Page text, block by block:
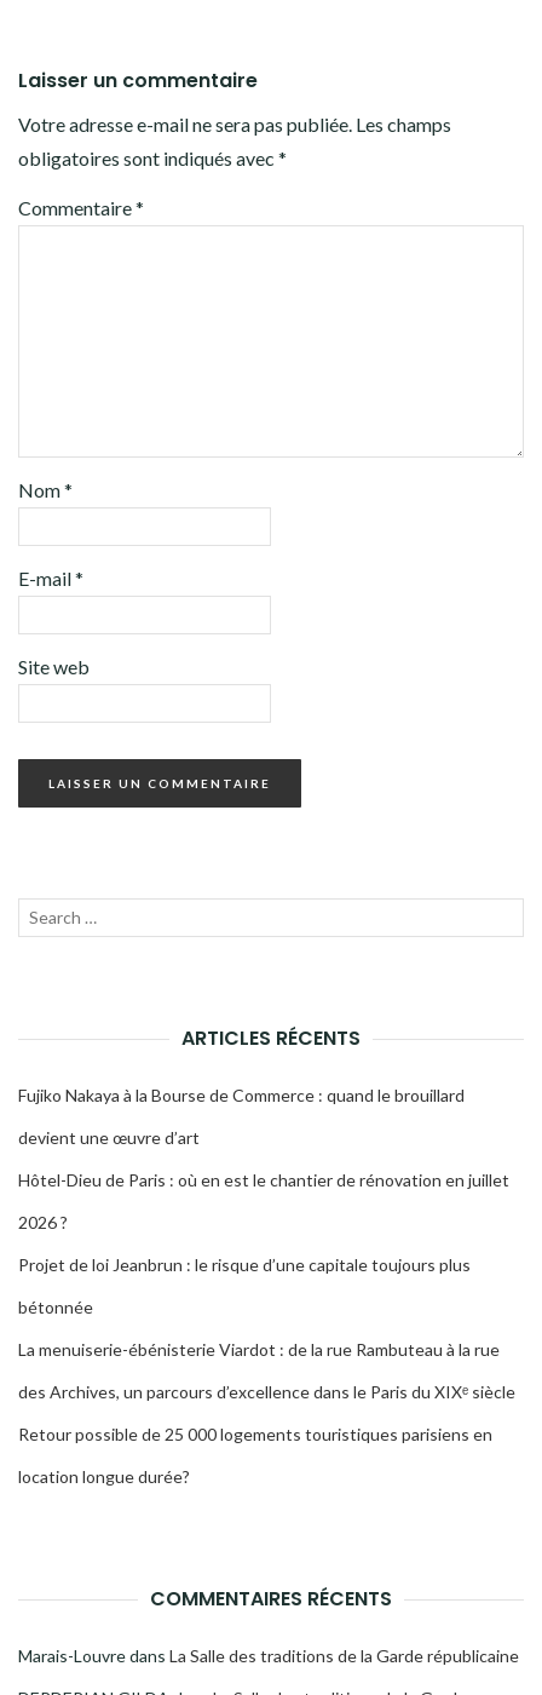
Laisser un commentaire
Votre adresse e-mail ne sera pas publiée. Les champs
obligatoires sont indiqués avec *
Commentaire*
Nom*
E-mail*
Site web
Recherche
ARTICLES RÉCENTS
Fujiko Nakaya à la Bourse de Commerce : quand le brouillard
devient une œuvre d’art
Hôtel-Dieu de Paris : où en est le chantier de rénovation en juillet
2026 ?
Projet de loi Jeanbrun : le risque d’une capitale toujours plus
bétonnée
La menuiserie-ébénisterie Viardot : de la rue Rambuteau à la rue
des Archives, un parcours d’excellence dans le Paris du XIXᵉ siècle
Retour possible de 25 000 logements touristiques parisiens en
location longue durée?
COMMENTAIRES RÉCENTS
Marais-Louvredans La Salle des traditions de la Garde républicaine